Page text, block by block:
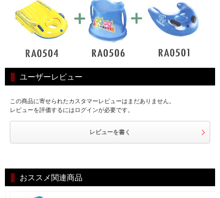
ユーザーレビュー
この商品に寄せられたカスタマーレビューはまだありません。
レビューを評価するにはログインが必要です。
レビューを書く
おススメ関連商品